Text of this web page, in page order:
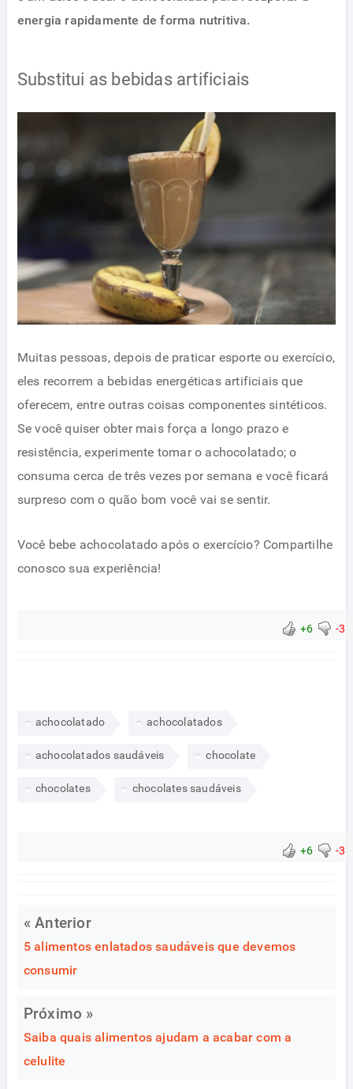
energia rapidamente de forma nutritiva.
Substitui as bebidas artificiais
Muitas pessoas, depois de praticar esporte ou exercício,
eles recorrem a bebidas energéticas artificiais que
oferecem, entre outras coisas componentes sintéticos.
Se você quiser obter mais força a longo prazo e
resistência, experimente tomar o achocolatado; o
consuma cerca de três vezes por semana e você ficará
surpreso com o quão bom você vai se sentir.
Você bebe achocolatado após o exercício? Compartilhe
conosco sua experiência!
+6 -3
achocolatado achocolatados
achocolatados saudáveis chocolate
chocolates chocolates saudáveis
+6 -3
« Anterior
5 alimentos enlatados saudáveis que devemos
consumir
Próximo »
Saiba quais alimentos ajudam a acabar com a
celulite